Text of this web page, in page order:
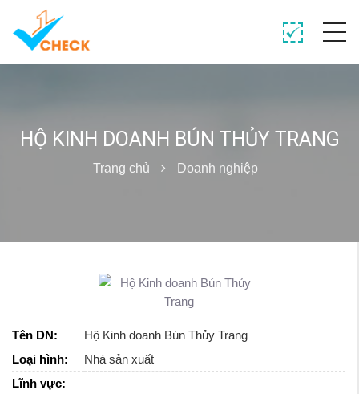
HỘ KINH DOANH BÚN THỦY TRANG
Trang chủ Doanh nghiệp
Tên DN:
Hộ Kinh doanh Bún Thủy Trang
Loại hình:
Nhà sản xuất
Lĩnh vực: